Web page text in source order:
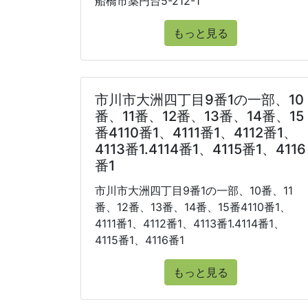
もっと見る
市川市大洲四丁目9番1の一部、10
番、11番、12番、13番、14番、15
番4110番1、4111番1、4112番1、
4113番1.4114番1、4115番1、4116
番1
市川市大洲四丁目9番1の一部、10番、11
番、12番、13番、14番、15番4110番1、
4111番1、4112番1、4113番1.4114番1、
4115番1、4116番1
もっと見る